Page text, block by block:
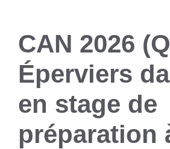
CAN 2026
Éperviers
en stage de
préparation